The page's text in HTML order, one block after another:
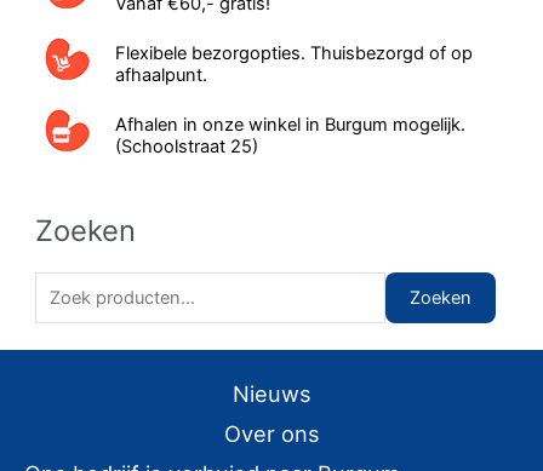
Flexibele bezorgopties. Thuisbezorgd of op
afhaalpunt.
Afhalen in onze winkel in Burgum mogelijk.
(Schoolstraat 25)
Zoeken
o
n
Zoeken
Nieuws
Over ons